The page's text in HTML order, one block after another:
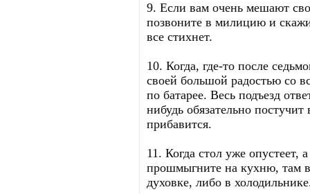
9. Если вам очень мешают
позвоните в милицию и
все стихнет.
10. Когда, где-то после
своей большой радостью со
по батарее. Весь подъезд
нибудь обязательно
прибавится.
11. Когда стол уже опустеет,
прошмыгните на кухню, там
духовке, либо в